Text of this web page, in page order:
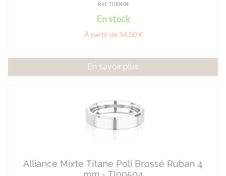
Réf. TI00404
En stock
À partir de 54,00 €
En savoir plus
Alliance Mixte Titane Poli Brossé Ruban 4